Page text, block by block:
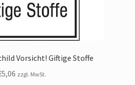
Vorsicht! Giftige Stoffe
5,06 zzgl. MwSt.